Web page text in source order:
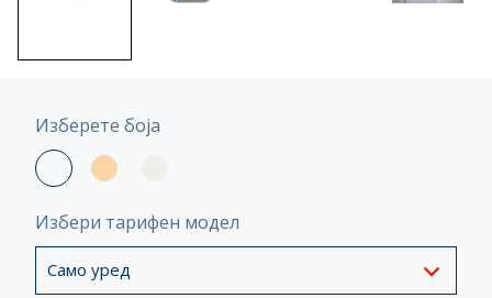
Изберете боја
Избери тарифен модел
Само уред